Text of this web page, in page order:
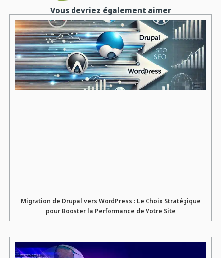
Vous devriez également aimer
Migration de Drupal vers WordPress : Le Choix Stratégique
pour Booster la Performance de Votre Site